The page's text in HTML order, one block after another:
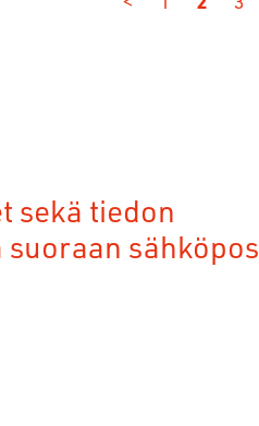
sekä tiedon